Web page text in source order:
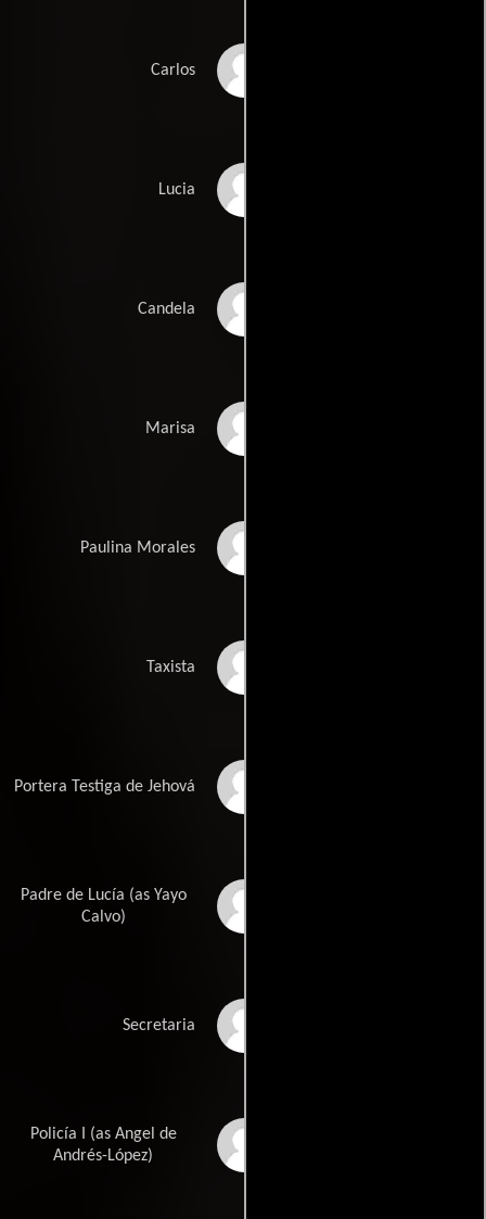
Carlos
Lucia
Candela
Marisa
Paulina Morales
Taxista
Portera Testiga de Jehová
Padre de Lucía (as Yayo
Calvo)
Secretaria
Policía I (as Angel de
Andrés-López)